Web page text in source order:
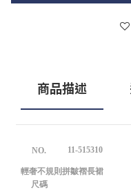
商品描述
NO. 11-515310
輕奢不規則拼皺褶長裙
尺碼